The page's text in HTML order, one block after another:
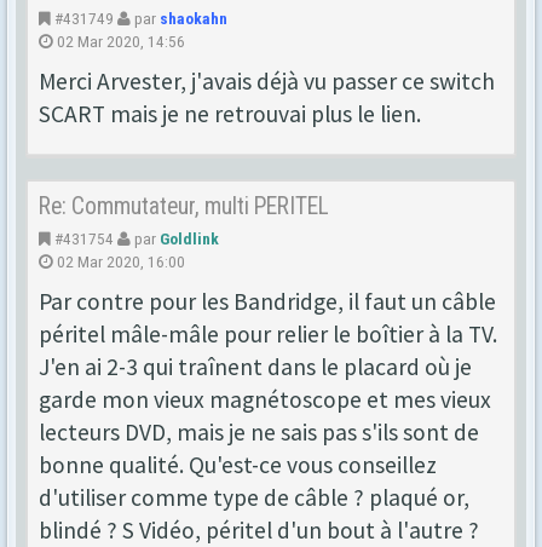
#431749 par shaokahn
02 Mar 2020, 14:56
Merci Arvester, j'avais déjà vu passer ce switch
SCART mais je ne retrouvai plus le lien.
Re: Commutateur, multi PERITEL
#431754 par Goldlink
02 Mar 2020, 16:00
Par contre pour les Bandridge, il faut un câble
péritel mâle-mâle pour relier le boîtier à la TV.
J'en ai 2-3 qui traînent dans le placard où je
garde mon vieux magnétoscope et mes vieux
lecteurs DVD, mais je ne sais pas s'ils sont de
bonne qualité. Qu'est-ce vous conseillez
d'utiliser comme type de câble ? plaqué or,
blindé ? S Vidéo, péritel d'un bout à l'autre ?